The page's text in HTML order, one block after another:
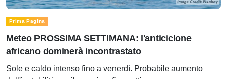
Prima Pagina
Meteo PROSSIMA SETTIMANA: l'anticiclone
africano dominerà incontrastato
Sole e caldo intenso fino a venerdì. Probabile aumento